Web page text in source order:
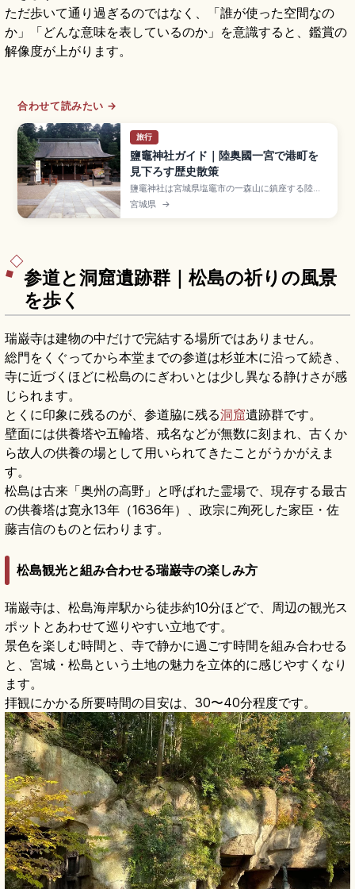
ただ歩いて通り過ぎるのではなく、「誰が使った空間なの
か」「どんな意味を表しているのか」を意識すると、鑑賞の
解像度が上がります。
合わせて読みたい →
旅行
鹽竈神社ガイド｜陸奥國一宮で港町を
見下ろす歴史散策
鹽竈神社は宮城県塩竈市の一森山に鎮座する陸奥
國一宮で、塩土老翁神を主祭神に祀る格式高い古
社です。地元では「しおがまさま」の愛称で親し
宮城県 →
参道と洞窟遺跡群｜松島の祈りの風景
を歩く
瑞巌寺は建物の中だけで完結する場所ではありません。
総門をくぐってから本堂までの参道は杉並木に沿って続き、
寺に近づくほどに松島のにぎわいとは少し異なる静けさが感
じられます。
とくに印象に残るのが、参道脇に残る洞窟遺跡群です。
壁面には供養塔や五輪塔、戒名などが無数に刻まれ、古くか
ら故人の供養の場として用いられてきたことがうかがえま
す。
松島は古来「奥州の高野」と呼ばれた霊場で、現存する最古
の供養塔は寛永13年（1636年）、政宗に殉死した家臣・佐
藤吉信のものと伝わります。
松島観光と組み合わせる瑞巌寺の楽しみ方
瑞巌寺は、松島海岸駅から徒歩約10分ほどで、周辺の観光ス
ポットとあわせて巡りやすい立地です。
景色を楽しむ時間と、寺で静かに過ごす時間を組み合わせる
と、宮城・松島という土地の魅力を立体的に感じやすくなり
ます。
拝観にかかる所要時間の目安は、30〜40分程度です。